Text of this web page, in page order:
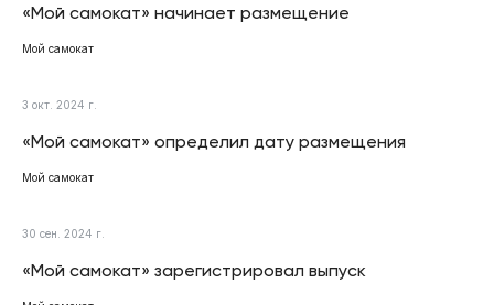
«Мой самокат» начинает размещение
Мой самокат
3 окт. 2024 г.
«Мой самокат» определил дату размещения
Мой самокат
30 сен. 2024 г.
«Мой самокат» зарегистрировал выпуск